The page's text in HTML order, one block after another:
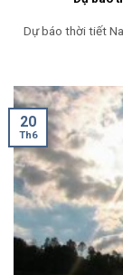
Dự báo thời tiết
20
Th6